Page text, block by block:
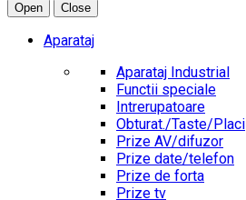
Open Close
Aparataj
Aparataj Industrial
Functii speciale
Intrerupatoare
Obturat./Taste/Placi
Prize AV/difuzor
Prize date/telefon
Prize de forta
Prize tv